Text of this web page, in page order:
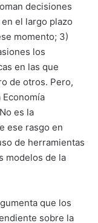
decisiones
el largo plazo
momento; 3)
los
en las que
de otros. Pero,
es la
ese rasgo en
de herramientas
modelos de la
que los
sobre la